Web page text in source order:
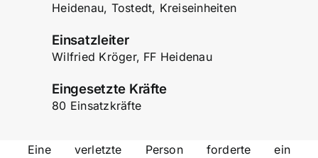
Heidenau, Tostedt, Kreiseinheiten
Einsatzleiter
Wilfried Kröger, FF Heidenau
Eingesetzte Kräfte
80 Einsatzkräfte
Eine verletzte Person forderte ein